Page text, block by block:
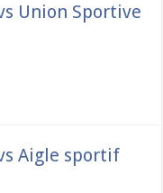
Union Sportive
Aigle sportif